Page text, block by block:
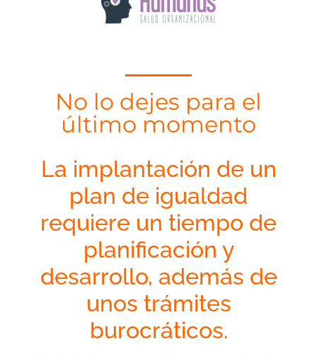
No lo dejes para el
último momento
La implantación de un
plan de igualdad
requiere un tiempo de
planificación y
desarrollo, además de
unos trámites
burocráticos.